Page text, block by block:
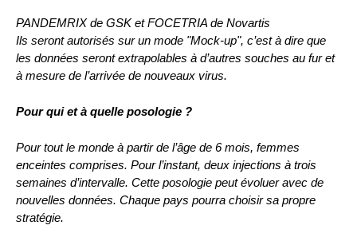
PANDEMRIX de GSK et FOCETRIA de Novartis
Ils seront autorisés sur un mode "Mock-up", c’est à dire que
les données seront extrapolables à d’autres souches au fur et
à mesure de l’arrivée de nouveaux virus.
Pour qui et à quelle posologie ?
Pour tout le monde à partir de l’âge de 6 mois, femmes
enceintes comprises. Pour l’instant, deux injections à trois
semaines d’intervalle. Cette posologie peut évoluer avec de
nouvelles données. Chaque pays pourra choisir sa propre
stratégie.